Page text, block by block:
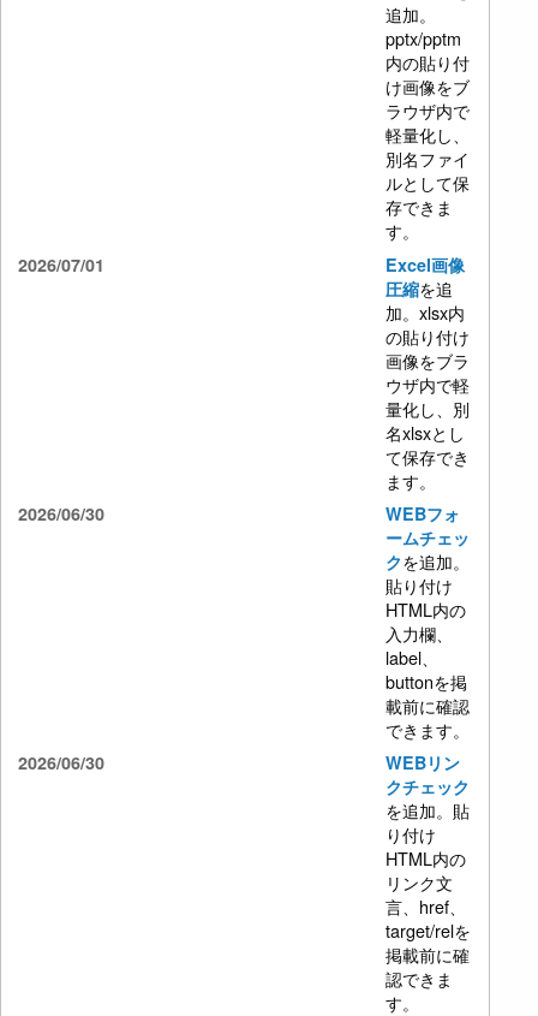
追加。
pptx/pptm
内の貼り付
け画像をブ
ラウザ内で
軽量化し、
別名ファイ
ルとして保
存できま
す。
2026/07/01
Excel画像
圧縮を追
加。xlsx内
の貼り付け
画像をブラ
ウザ内で軽
量化し、別
名xlsxとし
て保存でき
ます。
2026/06/30
WEBフォ
ームチェッ
クを追加。
貼り付け
HTML内の
入力欄、
label、
buttonを掲
載前に確認
できます。
2026/06/30
WEBリン
クチェック
を追加。貼
り付け
HTML内の
リンク文
言、href、
target/relを
掲載前に確
認できま
す。